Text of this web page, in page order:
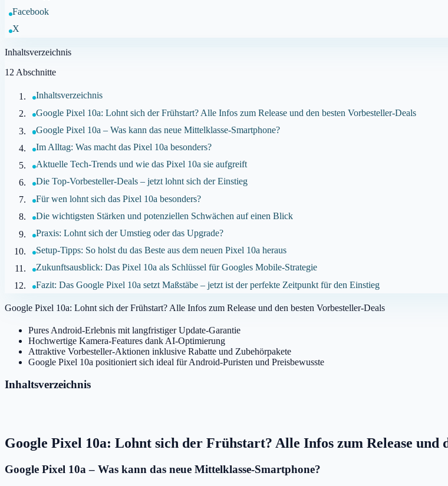
Facebook
X
Inhaltsverzeichnis
12 Abschnitte
Inhaltsverzeichnis
Google Pixel 10a: Lohnt sich der Frühstart? Alle Infos zum Release und den besten Vorbesteller-Deals
Google Pixel 10a – Was kann das neue Mittelklasse-Smartphone?
Im Alltag: Was macht das Pixel 10a besonders?
Aktuelle Tech-Trends und wie das Pixel 10a sie aufgreift
Die Top-Vorbesteller-Deals – jetzt lohnt sich der Einstieg
Für wen lohnt sich das Pixel 10a besonders?
Die wichtigsten Stärken und potenziellen Schwächen auf einen Blick
Praxis: Lohnt sich der Umstieg oder das Upgrade?
Setup-Tipps: So holst du das Beste aus dem neuen Pixel 10a heraus
Zukunftsausblick: Das Pixel 10a als Schlüssel für Googles Mobile-Strategie
Fazit: Das Google Pixel 10a setzt Maßstäbe – jetzt ist der perfekte Zeitpunkt für den Einstieg
Google Pixel 10a: Lohnt sich der Frühstart? Alle Infos zum Release und den besten Vorbesteller-Deals
Pures Android-Erlebnis mit langfristiger Update-Garantie
Hochwertige Kamera-Features dank AI-Optimierung
Attraktive Vorbesteller-Aktionen inklusive Rabatte und Zubehörpakete
Google Pixel 10a positioniert sich ideal für Android-Puristen und Preisbewusste
Inhaltsverzeichnis
Google Pixel 10a: Lohnt sich der Frühstart? Alle Infos zum Release und
Google Pixel 10a – Was kann das neue Mittelklasse-Smartphone?